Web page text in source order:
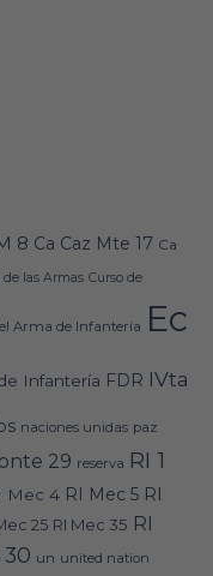
8 Ca Caz Mte 17 Ca
de las Armas Curso de
Arma de Infantería Ec
Infantería FDR IVta
naciones unidas paz
29 reserva RI 1
Mec 4 RI Mec 5 RI
25 RI Mec 35 RI
30 un united nation